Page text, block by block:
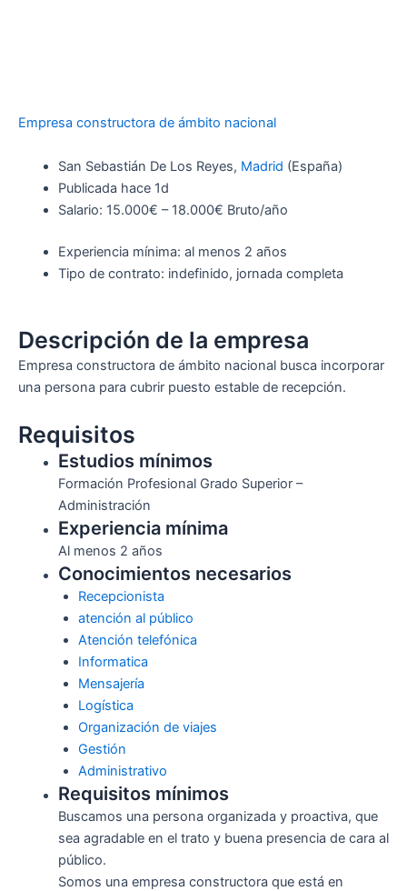
Empresa constructora de ámbito nacional
San Sebastián De Los Reyes, Madrid (España)
Publicada hace 1d
Salario: 15.000€ – 18.000€ Bruto/año
Experiencia mínima: al menos 2 años
Tipo de contrato: indefinido, jornada completa
Descripción de la empresa
Empresa constructora de ámbito nacional busca incorporar
una persona para cubrir puesto estable de recepción.
Requisitos
Estudios mínimos
Formación Profesional Grado Superior –
Administración
Experiencia mínima
Al menos 2 años
Conocimientos necesarios
Recepcionista
atención al público
Atención telefónica
Informatica
Mensajería
Logística
Organización de viajes
Gestión
Administrativo
Requisitos mínimos
Buscamos una persona organizada y proactiva, que
sea agradable en el trato y buena presencia de cara al
público.
Somos una empresa constructora que está en